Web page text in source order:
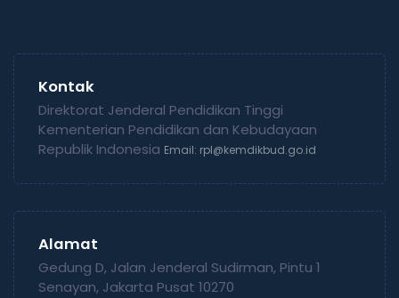
Kontak
Direktorat Jenderal Pendidikan Tinggi
Kementerian Pendidikan dan Kebudayaan
Republik Indonesia Email: rpl@kemdikbud.go.id
Alamat
Gedung D, Jalan Jenderal Sudirman, Pintu 1
Senayan, Jakarta Pusat 10270